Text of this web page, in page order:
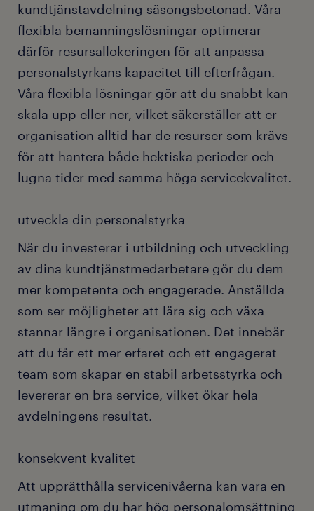
kundtjänstavdelning säsongsbetonad. Våra
flexibla bemanningslösningar optimerar
därför resursallokeringen för att anpassa
personalstyrkans kapacitet till efterfrågan.
Våra flexibla lösningar gör att du snabbt kan
skala upp eller ner, vilket säkerställer att er
organisation alltid har de resurser som krävs
för att hantera både hektiska perioder och
lugna tider med samma höga servicekvalitet.
utveckla din personalstyrka
När du investerar i utbildning och utveckling
av dina kundtjänstmedarbetare gör du dem
mer kompetenta och engagerade. Anställda
som ser möjligheter att lära sig och växa
stannar längre i organisationen. Det innebär
att du får ett mer erfaret och ett engagerat
team som skapar en stabil arbetsstyrka och
levererar en bra service, vilket ökar hela
avdelningens resultat.
konsekvent kvalitet
Att upprätthålla servicenivåerna kan vara en
utmaning om du har hög personalomsättning